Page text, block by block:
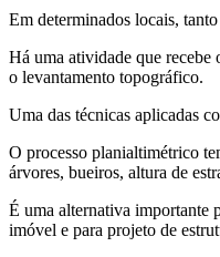
Em determinados locais,
Há uma atividade que recebe
o levantamento topográfico.
Uma das técnicas aplicadas
O processo planialtimétrico
árvores, bueiros, altura de
É uma alternativa importante
imóvel e para projeto de